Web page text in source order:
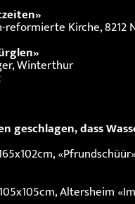
Kirche, 8212
Winterthur
geschlagen, dass
Altersheim